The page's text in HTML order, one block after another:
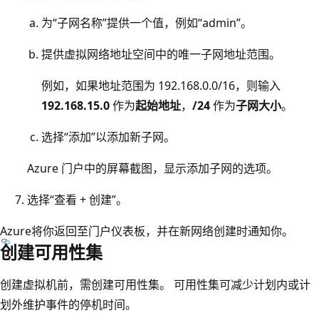
为“子网名称”提供一个值，例如“admin”。
提供虚拟网络地址空间中的唯一子网地址范围。
例如，如果地址范围为 192.168.0.0/16，则输入
192.168.15.0作为起始地址， /24作为子网大小。
选择“添加”以添加新子网。
Azure 门户中的屏幕截图，显示添加子网的选项。
选择“查看 + 创建”。
Azure将你返回至门户仪表板，并在新网络创建时通知你。
创建可用性集
创建虚拟机前，需创建可用性集。 可用性集可减少计划内或计
划外维护事件的停机时间。